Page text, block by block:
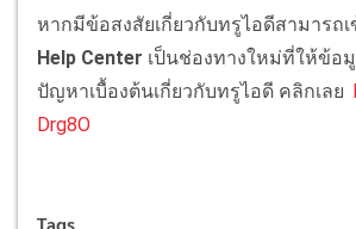
หากมีข้อสงสัยเกี่ยวกับทรูไอดีสามารถเ
Help Center เป็นช่องทางใหม่ที่ให้ข้อ
ปัญหาเบื้องต้นเกี่ยวกับทรูไอดี คลิกเลย
Drg8O